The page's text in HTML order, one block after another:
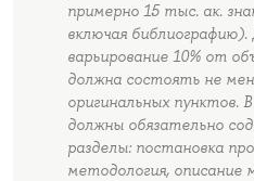
примерно 15 тыс. ак.
включая
варьирование 10% от
должна состоять не
оригинальных пунктов.
должны обязательно
разделы: постановка
методология, описание